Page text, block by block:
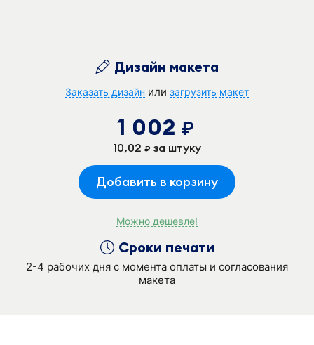
Дизайн макета
Заказать дизайн или загрузить макет
1 002 руб.
10,02 руб.за штуку
Добавить в корзину
Можно дешевле!
Сроки печати
2-4 рабочих дня с момента оплаты и согласования
макета